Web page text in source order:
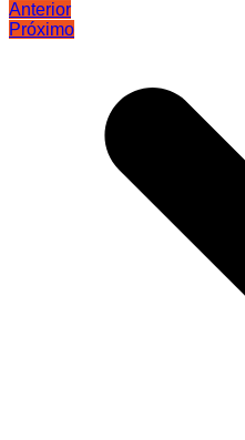
Anterior
Próximo